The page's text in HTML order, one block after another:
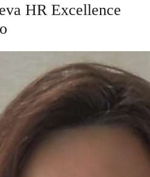
HR Excellence